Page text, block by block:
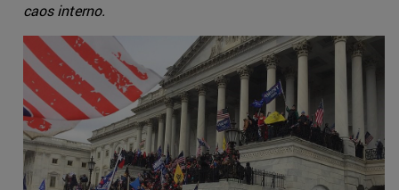
caos interno.